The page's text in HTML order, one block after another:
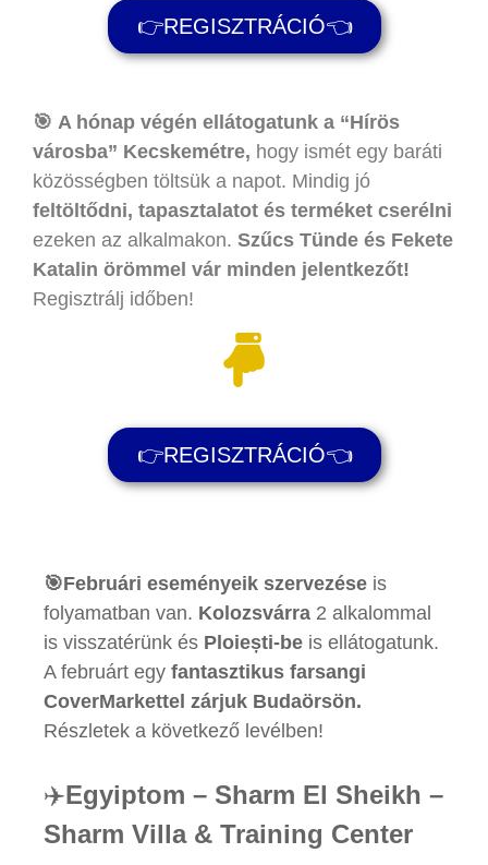
👉REGISZTRÁCIÓ👈
🎯 A hónap végén ellátogatunk a “Hírös
városba” Kecskemétre, hogy ismét egy baráti
közösségben töltsük a napot. Mindig jó
feltöltődni, tapasztalatot és terméket cserélni
ezeken az alkalmakon. Szűcs Tünde és Fekete
Katalin örömmel vár minden jelentkezőt!
Regisztrálj időben!
👉REGISZTRÁCIÓ👈
🎯Februári eseményeik szervezése is
folyamatban van. Kolozsvárra 2 alkalommal
is visszatérünk és Ploiești-be is ellátogatunk.
A februárt egy fantasztikus farsangi
CoverMarkettel zárjuk Budaörsön.
Részletek a következő levélben!
✈️Egyiptom – Sharm El Sheikh –
Sharm Villa & Training Center